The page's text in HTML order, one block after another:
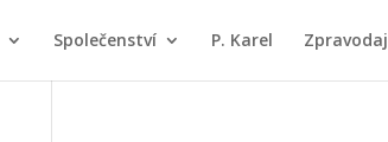
Společenství P. Karel Zpravodaj